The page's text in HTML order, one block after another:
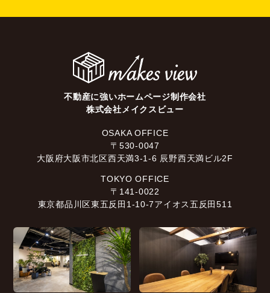
不動産に強いホームページ制作会社
株式会社メイクスビュー
OSAKA OFFICE
〒530-0047
大阪府大阪市北区西天満3-1-6 辰野西天満ビル2F
TOKYO OFFICE
〒141-0022
東京都品川区東五反田1-10-7アイオス五反田511